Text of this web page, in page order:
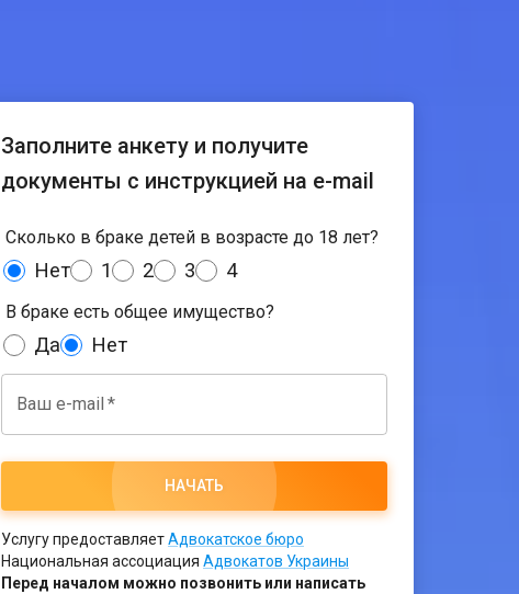
Заполните анкету и получите
документы с инструкцией на e-mail
Сколько в браке детей в возрасте до 18 лет?
Нет 1 2 3 4
В браке есть общее имущество?
Да Нет
Ваш e-mail *
НАЧАТЬ
Услугу предоставляетАдвокатское бюро
Национальная ассоциация Адвокатов Украины
Перед началом можно позвонить или написать